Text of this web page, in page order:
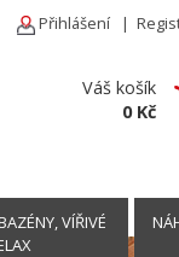
Přihlášení |
Váš košík
0 Kč
VÍŘIVÉ